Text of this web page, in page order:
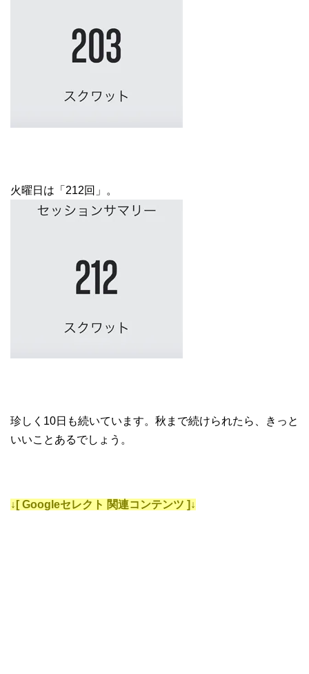
火曜日は「212回」。
珍しく10日も続いています。秋まで続けられたら、きっと
いいことあるでしょう。
↓[ Googleセレクト 関連コンテンツ ]↓